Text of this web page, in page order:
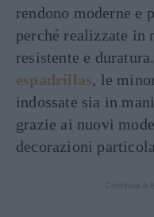
rendono moderne e
perché realizzate in
resistente e
espadrillas, le
indossate sia in
grazie ai nuovi
decorazioni